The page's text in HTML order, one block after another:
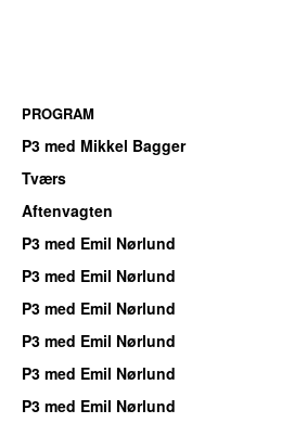
PROGRAM
P3 med Mikkel Bagger
Tværs
Aftenvagten
P3 med Emil Nørlund
P3 med Emil Nørlund
P3 med Emil Nørlund
P3 med Emil Nørlund
P3 med Emil Nørlund
P3 med Emil Nørlund